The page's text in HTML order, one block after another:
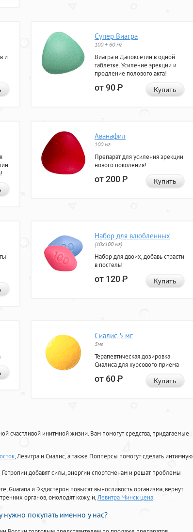
и
Супер Виагра
100 + 60 мг
Виагра и Дапоксетин в одной
таблетке. Усиление эрекции и
продление полового акта!
от 90Р Купить
Аванафил
100 мг
Препарат для усиления эрекции
нового поколения!
от 200Р Купить
Набор для влюбленных
(10х100 мг)
Набор для двоих, добавь страсти
в постель!
от 120Р Купить
Сиалис 5 мг
5мг
Терапевтическая дозировка
Сиалиса для курсового приема
от 60Р Купить
счастливой инитмной жизни. Вам помогут средства, придагаемые
, Левитра и Сиалис, а также Попперсы помогут сделать интимную
добавят силы, энергии спортсменам и решат проблемы
Guarana и Экдистерон повысят выносливость организма, вернут
органов, омолодят кожу, и,Левитра Минск цена.
покупать именно у нас?